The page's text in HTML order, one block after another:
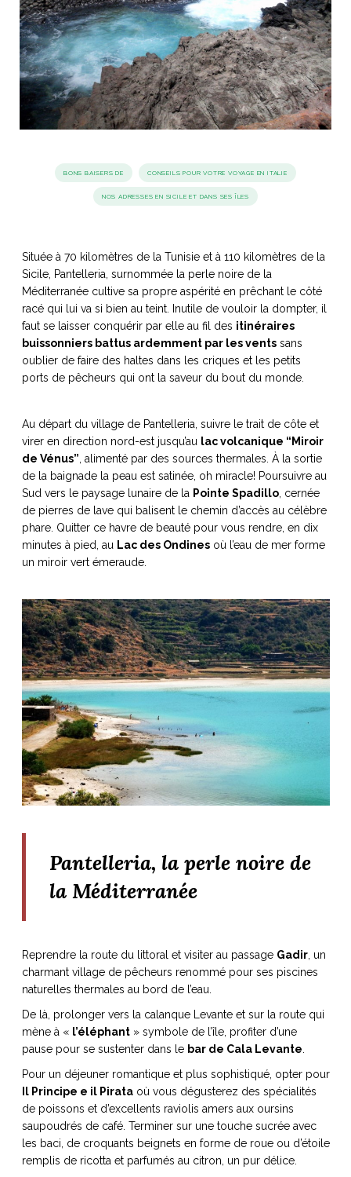
ITALIEN
joie de vivre
SUBLIME ! LE DÉCOR ITALIEN
LIRE
ARTISANAT ITALIEN
Les cuirs de
Toscane
NOS ARTICLES ART ET DESIGN
Burano, la palette
de tous les
superlatifs
du
ART DE VIVRE ITALIEN
Notre palette
Virtuosa Venezia
ART ET DESIGN
AND I WEBSERIE
BONS BAISERS DE CONSEILS POUR VOTRE VOYAGE EN ITALIE
NOS ADRESSES EN SICILE ET DANS SES ÎLES
Située à 70 kilomètres de la Tunisie et à 110 kilomètres de la
Sicile, Pantelleria, surnommée la perle noire de la
Méditerranée cultive sa propre aspérité en prêchant le côté
racé qui lui va si bien au teint. Inutile de vouloir la dompter, il
faut se laisser conquérir par elle au fil des itinéraires
buissonniers battus ardemment par les ventssans
oublier de faire des haltes dans les criques et les petits
ports de pêcheurs qui ont la saveur du bout du monde.
Au départ du village de Pantelleria, suivre le trait de côte et
virer en direction nord-est jusqu’au lac volcanique “Miroir
de Vénus” , alimenté par des sources thermales. À la sortie
de la baignade la peau est satinée, oh miracle! Poursuivre au
Sud vers le paysage lunaire de la Pointe Spadillo, cernée
de pierres de lave qui balisent le chemin d’accès au célèbre
phare. Quitter ce havre de beauté pour vous rendre, en dix
minutes à pied, au Lac des Ondinesoù l’eau de mer forme
un miroir vert émeraude.
Pantelleria, la perle noire de
la Méditerranée
Reprendre la route du littoral et visiter au passage Gadir, un
charmant village de pêcheurs renommé pour ses piscines
naturelles thermales au bord de l’eau.
De là, prolonger vers la calanque Levante et sur la route qui
mène à « l’éléphant» symbole de l’île, profiter d’une
pause pour se sustenter dans le bar de Cala Levante
Pour un déjeuner romantique et plus sophistiqué, opter pour
Il Principe e il Pirataoù vous dégusterez des spécialités
de poissons et d’excellents raviolis amers aux oursins
saupoudrés de café. Terminer sur une touche sucrée avec
les baci, de croquants beignets en forme de roue ou d’étoile
remplis de ricotta et parfumés au citron, un pur délice.